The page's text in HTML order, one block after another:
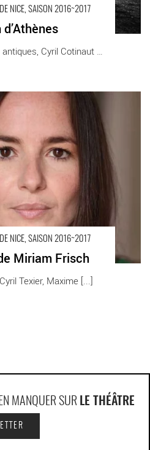
DE NICE, SAISON 2016~2017
Après les tragédies antiques, Cyril Cotinaut [...]
DE NICE, SAISON 2016~2017
Miriam Frisch
Texier, Maxime [...]
sortie Théâtre Nice
MANQUER SUR LE THÉÂTRE